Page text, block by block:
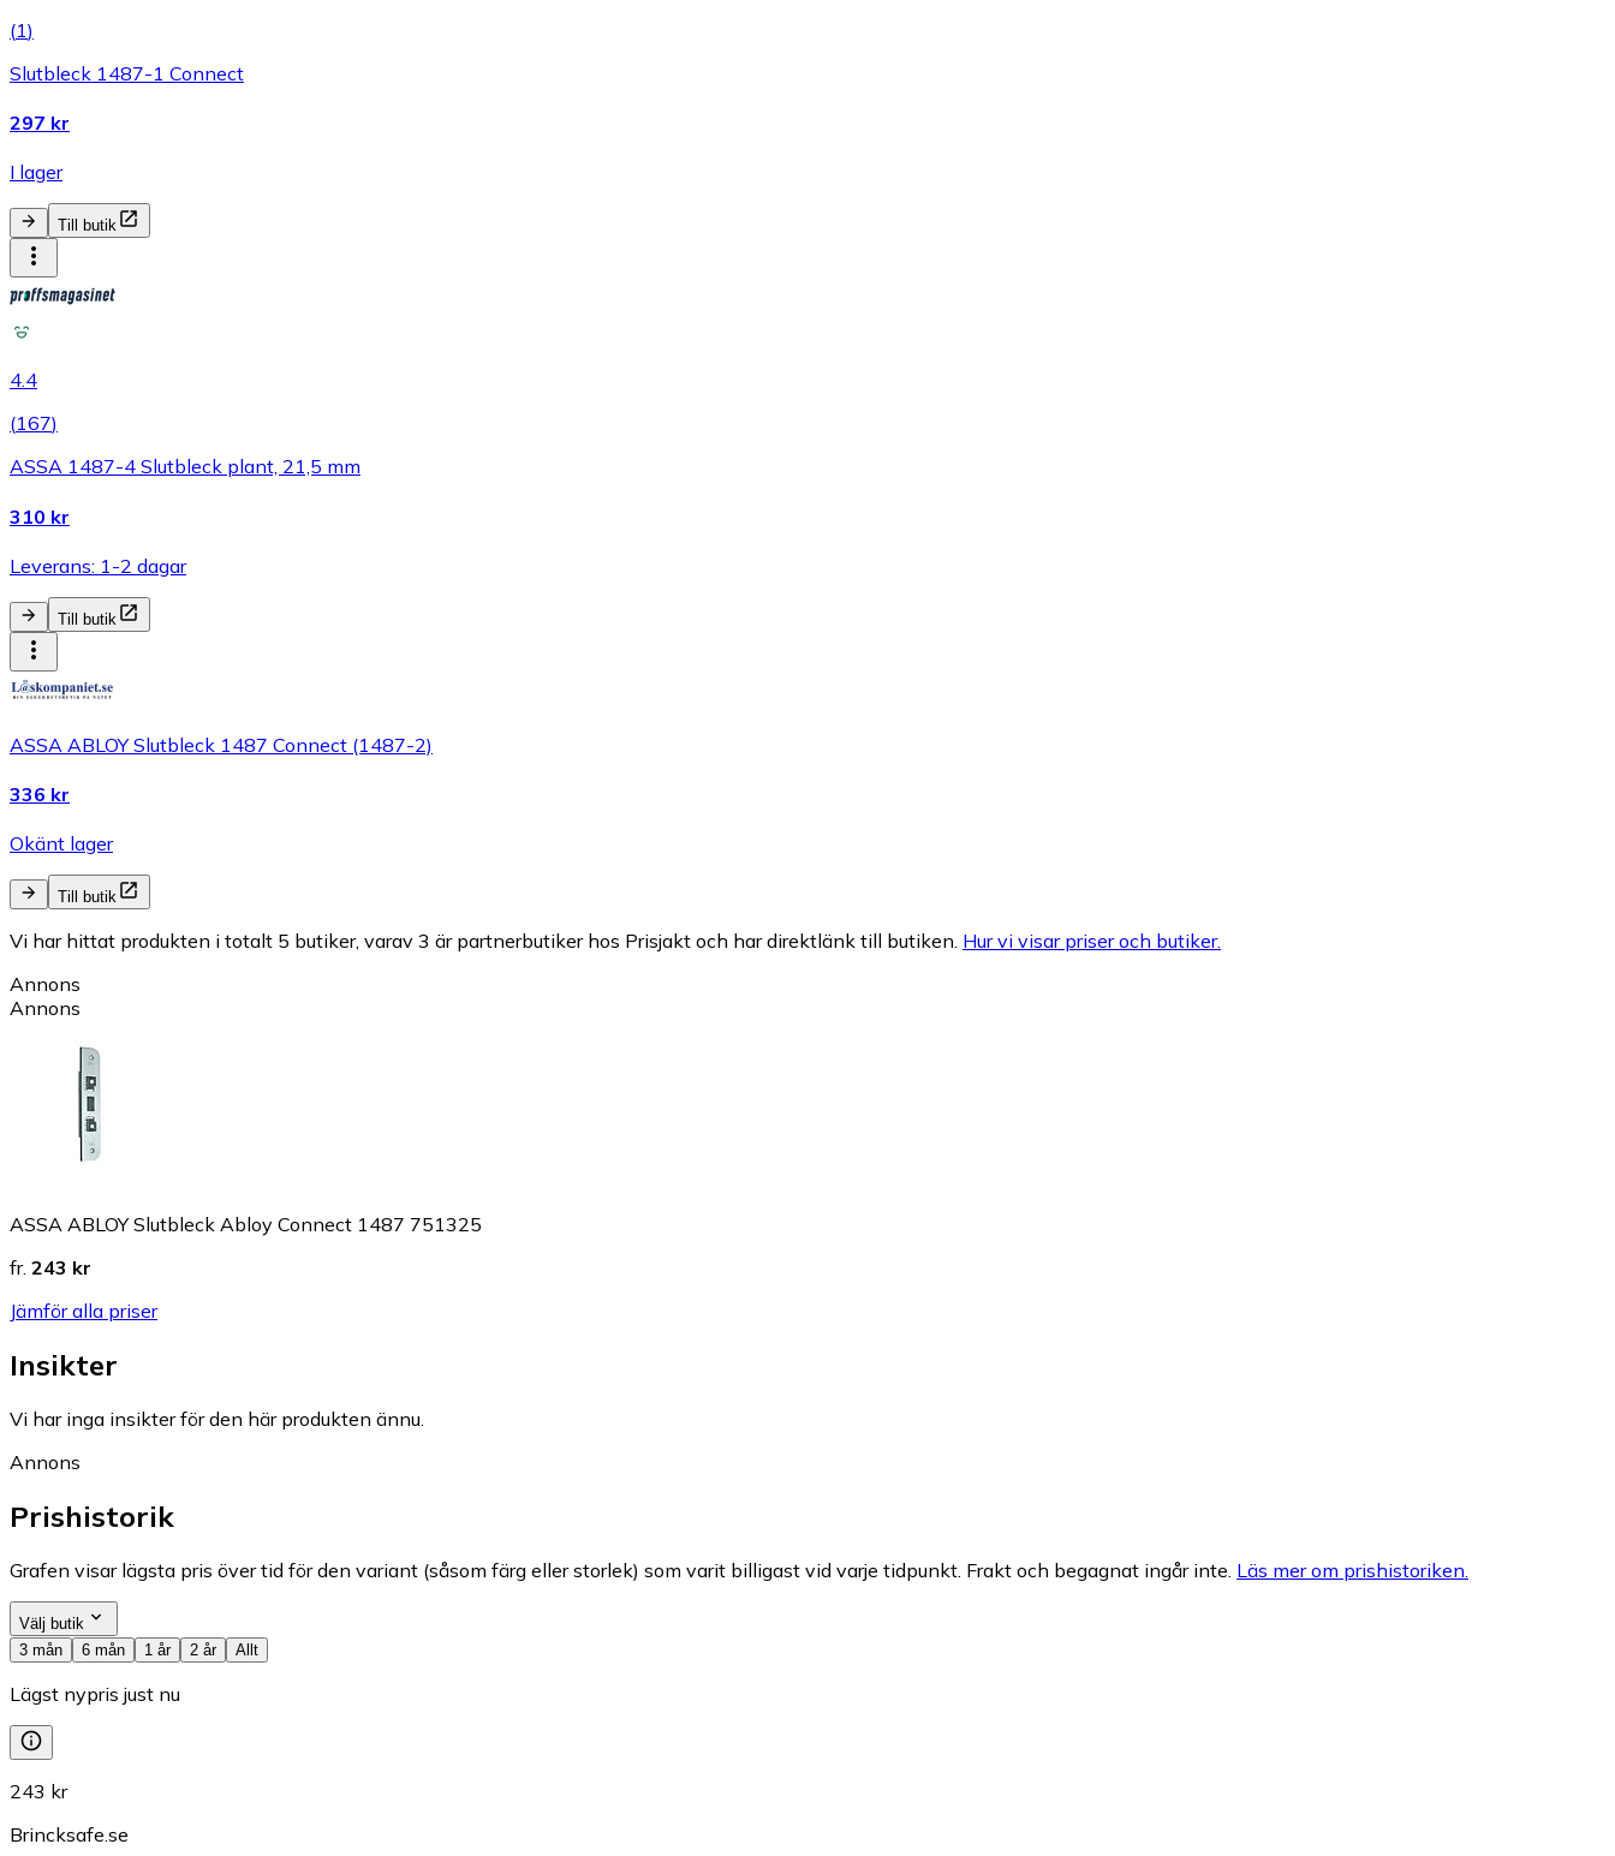
(1)
Slutbleck 1487-1 Connect
297 kr
I lager
Till butik
4.4
(167)
ASSA 1487-4 Slutbleck plant, 21,5 mm
310 kr
Leverans: 1-2 dagar
Till butik
ASSA ABLOY Slutbleck 1487 Connect (1487-2)
336 kr
Okänt lager
Till butik
Vi har hittat produkten i totalt 5 butiker, varav 3 är partnerbutiker hos Prisjakt och har direktlänk till butiken. Hur vi visar priser och butiker.
Annons
Annons
ASSA ABLOY Slutbleck Abloy Connect 1487 751325
fr. 243 kr
Jämför alla priser
Insikter
Vi har inga insikter för den här produkten ännu.
Annons
Prishistorik
Grafen visar lägsta pris över tid för den variant (såsom färg eller storlek) som varit billigast vid varje tidpunkt. Frakt och begagnat ingår inte. Läs mer om prishistoriken.
Välj butik
3 mån
6 mån 1 år 2 år Allt
Lägst nypris just nu
243 kr
Brincksafe.se